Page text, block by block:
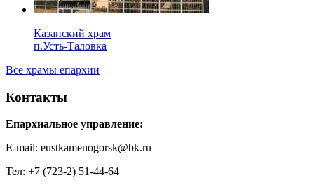
Казанский храм
п.Усть-Таловка
Все храмы епархии
Контакты
Епархиальное управление:
E-mail: eustkamenogorsk@bk.ru
Тел: +7 (723-2) 51-44-64